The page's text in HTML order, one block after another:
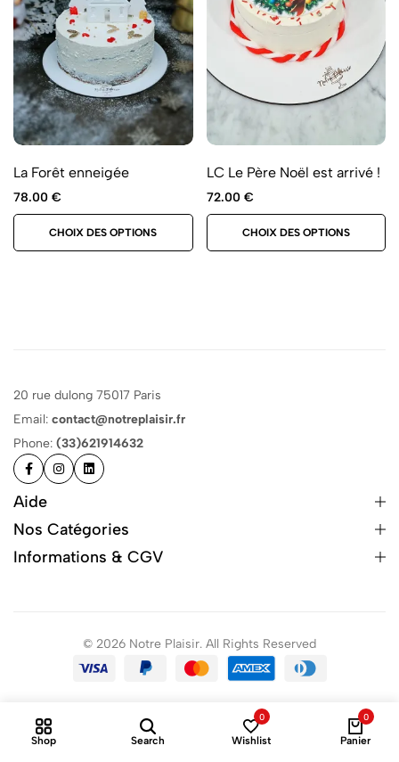
La Forêt enneigée
78.00 €
CHOIX DES OPTIONS
LC Le Père Noël est arrivé !
72.00 €
CHOIX DES OPTIONS
20 rue dulong 75017 Paris
Email: contact@notreplaisir.fr
Phone: (33)621914632
Aide
Nos Catégories
Informations & CGV
© 2026 Notre Plaisir. All Rights Reserved
Shop Search
0
Wishlist
0
Panier